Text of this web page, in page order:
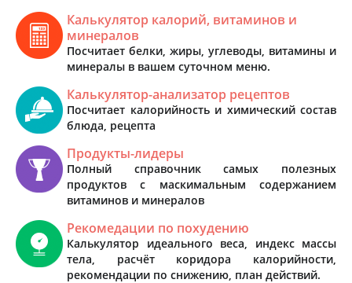
Калькулятор калорий, витаминов и
минералов
Посчитает белки, жиры, углеводы, витамины и
минералы в вашем суточном меню.
Калькулятор-анализатор рецептов
Посчитает калорийность и химический состав
блюда, рецепта
Продукты-лидеры
Полный справочник самых полезных
продуктов с маскимальным содержанием
витаминов и минералов
Рекомедации по похудению
Калькулятор идеального веса, индекс массы
тела, расчёт коридора калорийности,
рекомендации по снижению, план действий.